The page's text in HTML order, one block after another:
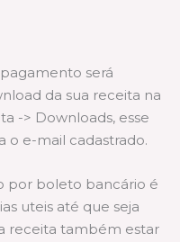
será
da sua receita na
-> Downloads, esse
o e-mail cadastrado.
por boleto bancário é
uteis até que seja
receita também estar